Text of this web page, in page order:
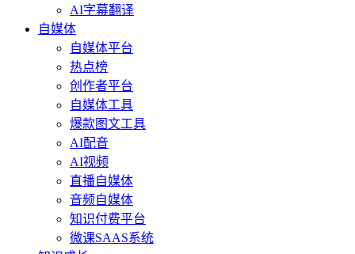
AI字幕翻译
自媒体
自媒体平台
热点榜
创作者平台
自媒体工具
爆款图文工具
AI配音
AI视频
直播自媒体
音频自媒体
知识付费平台
微课SAAS系统